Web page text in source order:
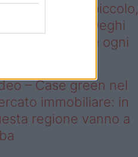
il soggiorno è piccolo,
soluzioni Deghi
a sfruttare ogni
– Case green nel
immobiliare: in
regione vanno a